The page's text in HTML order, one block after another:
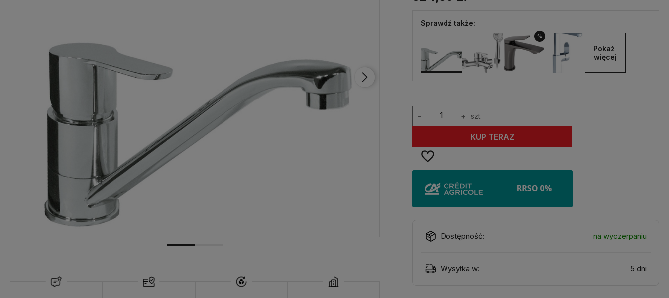
Sprawdź także:
%
Pokaż
więcej
+
- szt.
KUP TERAZ
Dostępność: na wyczerpaniu
Wysyłka w: 5 dni